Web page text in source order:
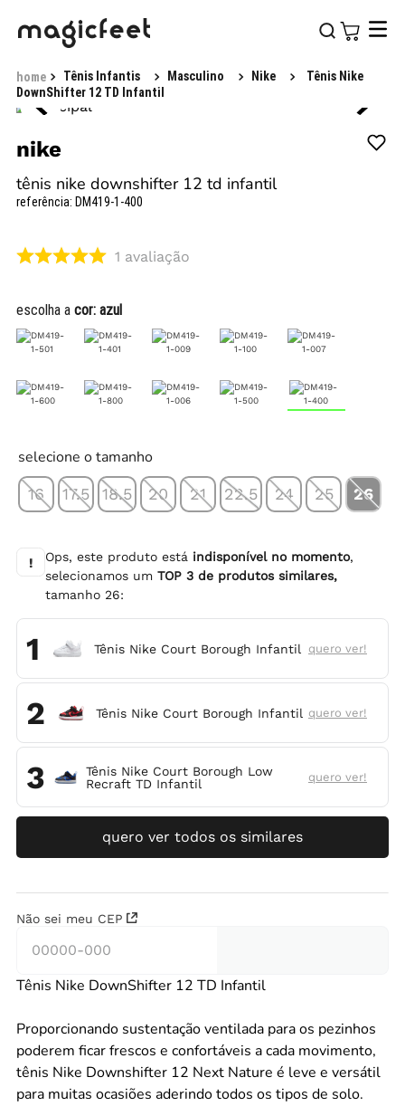
Tênis Infantis Masculino Nike
Tênis Nike
DownShifter 12 TD Infantil
nike
tênis nike downshifter 12 td infantil
referência: DM419-1-400
1 avaliação
escolha a cor: azul
selecione o tamanho
16 17.5 18.5 20 21 22.5 24 25 26
! Ops, este produto está indisponível no momento,
selecionamos umTOP3 de produtos similares,
tamanho 26:
1 Tênis Nike Court Borough Infantil quero ver!
2 Tênis Nike Court Borough Infantil quero ver!
3
Tênis Nike Court Borough Low
Recraft TD Infantil
quero ver!
quero ver todos os similares
Não sei meu CEP
Tênis Nike DownShifter 12 TD Infantil
Proporcionando sustentação ventilada para os pezinhos
poderem ficar frescos e confortáveis a cada movimento,
tênis Nike Downshifter 12 Next Nature é leve e versátil
para muitas ocasiões aderindo todos os tipos de solo.